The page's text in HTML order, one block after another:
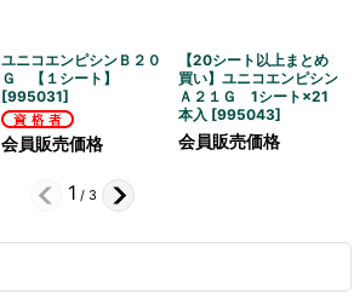
ユニコエンピシンＢ２０
Ｇ 【１シート】
[995031]
会員販売価格
【20シート以上まとめ
買い】ユニコエンピシン
Ａ２１Ｇ 1シート×21
本入 [995043]
会員販売価格
1 / 3